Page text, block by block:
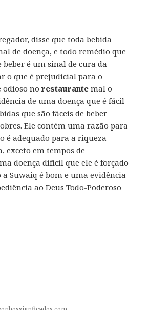
disse que toda bebida
de doença, e todo remédio que
beber é um sinal de cura da
o que é prejudicial para o
odioso norestaurante mal o
de uma doença que é fácil
que são fáceis de beber
Ele contém uma razão para
é adequado para a riqueza
exceto em tempos de
doença difícil que ele é forçado
a Suwaiq é bom e uma evidência
ao Deus Todo-Poderoso